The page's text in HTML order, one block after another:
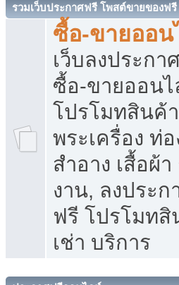
รวมเว็บประกาศฟรี โพสต์ขายของฟรี
ซื้อ-ขายออน
เว็บลงประก
ซื้อ-ขายออน
โปรโมทสินค้
พระเครื่อง ท่อ
สำอาง เสื้อผ้
งาน, ลงประ
ฟรี โปรโมท
เช่า บริการ